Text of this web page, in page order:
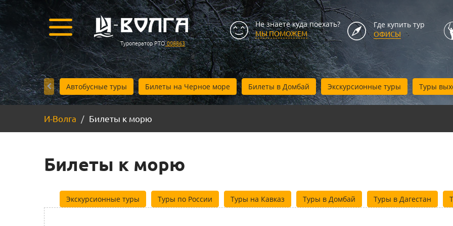
Туроператор РТО008863
Не знаете куда поехать?
МЫ ПОМОЖЕМ
Где купить тур
ОФИСЫ
Автобусные туры Билеты на Черное море Билеты в Домбай Экскурсионные туры Туры
И-Волга Билеты к морю
Билеты к морю
Экскурсионные туры Туры по России Туры на Кавказ Туры в Домбай Туры в Дагестан